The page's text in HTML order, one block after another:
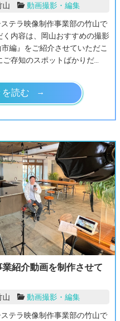
山
動画撮影・編集
テラ映像制作事業部の竹山で
内容は、岡山おすすめの撮影
編』をご紹介させていただこ
存知のスポットばかりだ…
読む
紹介動画を制作させて
山
動画撮影・編集
テラ映像制作事業部の竹山で